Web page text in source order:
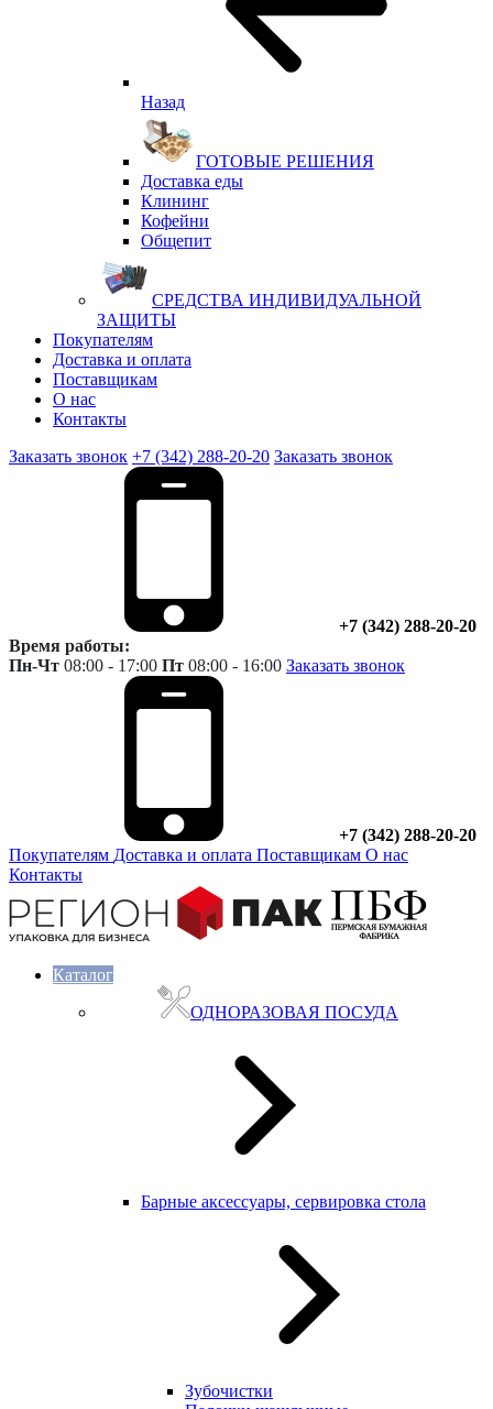
Назад
ГОТОВЫЕ РЕШЕНИЯ
Доставка еды
Клининг
Кофейни
Общепит
СРЕДСТВА ИНДИВИДУАЛЬНОЙ
ЗАЩИТЫ
Покупателям
Доставка и оплата
Поставщикам
О нас
Контакты
Заказать звонок +7 (342) 288-20-20 Заказать звонок
+7 (342) 288-20-20
Время работы:
Пн-Чт 08:00 - 17:00 Пт 08:00 - 16:00 Заказать звонок
+7 (342) 288-20-20
Покупателям Доставка и оплата Поставщикам О нас
Контакты
Каталог
ОДНОРАЗОВАЯ ПОСУДА
Барные аксессуары, сервировка стола
Зубочистки